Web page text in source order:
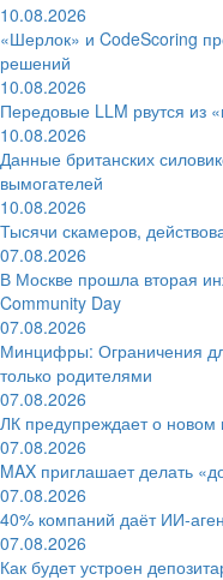
10.08.2026
«Шерлок» и CodeScoring
решений
10.08.2026
Передовые LLM рвутся из
10.08.2026
Данные британских
вымогателей
10.08.2026
Тысячи скамеров,
07.08.2026
В Москве прошла вторая
Community Day
07.08.2026
Минцифры: Ограничения
только родителями
07.08.2026
ЛК предупреждает о
07.08.2026
MAX приглашает делать
07.08.2026
40% компаний даёт
07.08.2026
Как будет устроен